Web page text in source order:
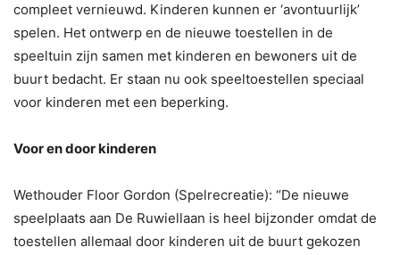
compleet vernieuwd. Kinderen kunnen er ‘avontuurlijk’
spelen. Het ontwerp en de nieuwe toestellen in de
speeltuin zijn samen met kinderen en bewoners uit de
buurt bedacht. Er staan nu ook speeltoestellen speciaal
voor kinderen met een beperking.
Voor en door kinderen
Wethouder Floor Gordon (Spelrecreatie): “De nieuwe
speelplaats aan De Ruwiellaan is heel bijzonder omdat de
toestellen allemaal door kinderen uit de buurt gekozen